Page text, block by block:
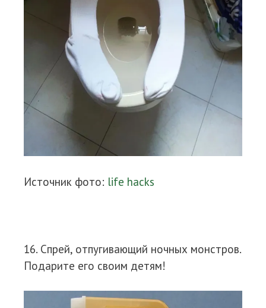
Источник фото: life hacks
16. Спрей, отпугивающий ночных монстров.
Подарите его своим детям!